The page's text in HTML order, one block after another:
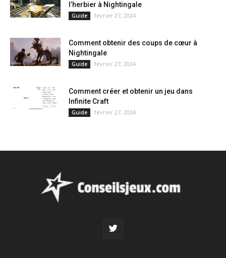
l’herbier à Nightingale
Guide février 27, 2024
Comment obtenir des coups de cœur à
Nightingale
Guide février 27, 2024
Comment créer et obtenir un jeu dans
Infinite Craft
Guide février 27, 2024